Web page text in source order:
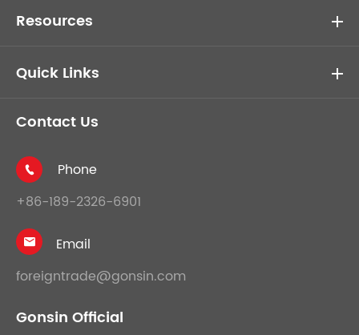
Resources
Quick Links
Contact Us

Phone
+86-189-2326-6901

Email
foreigntrade@gonsin.com
Gonsin Official